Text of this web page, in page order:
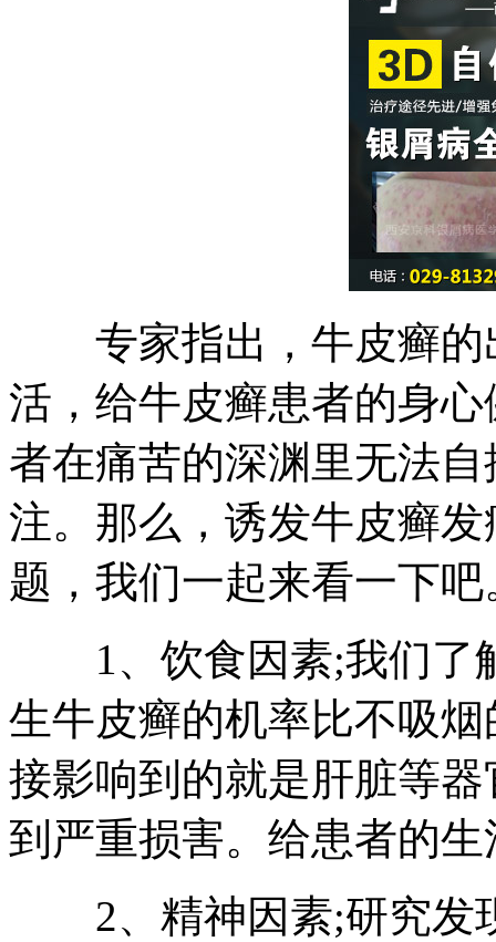
专家指出，牛皮癣的
活，给牛皮癣患者的身
者在痛苦的深渊里无法
注。那么，诱发牛皮癣
题，我们一起来看一下吧
1、饮食因素;我们了
生牛皮癣的机率比不吸
接影响到的就是肝脏等
到严重损害。给患者的
2、精神因素;研究发